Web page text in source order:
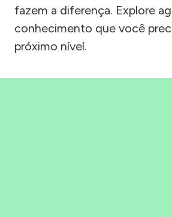
fazem a diferença. Explore
conhecimento que você
próximo nível.